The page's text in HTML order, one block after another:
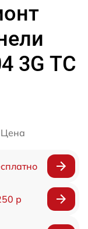
3G TC
Цена
р